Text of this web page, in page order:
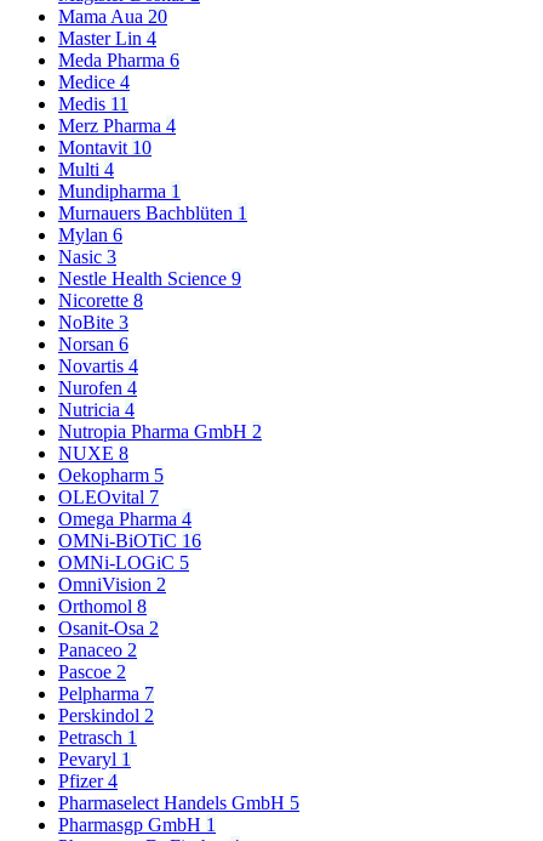
Mama Aua 20
Master Lin 4
Meda Pharma 6
Medice 4
Medis 11
Merz Pharma 4
Montavit 10
Multi 4
Mundipharma 1
Murnauers Bachblüten 1
Mylan 6
Nasic 3
Nestle Health Science 9
Nicorette 8
NoBite 3
Norsan 6
Novartis 4
Nurofen 4
Nutricia 4
Nutropia Pharma GmbH 2
NUXE 8
Oekopharm 5
OLEOvital 7
Omega Pharma 4
OMNi-BiOTiC 16
OMNi-LOGiC 5
OmniVision 2
Orthomol 8
Osanit-Osa 2
Panaceo 2
Pascoe 2
Pelpharma 7
Perskindol 2
Petrasch 1
Pevaryl 1
Pfizer4
Pharmaselect Handels GmbH 5
Pharmasgp GmbH 1